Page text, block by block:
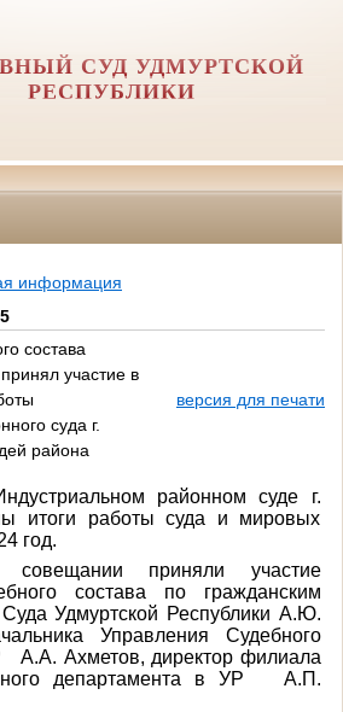
СУД УДМУРТСКОЙ
РЕСПУБЛИКИ
информация
состава
участие в
суда г.
района
версия для печати
районном суде г.
итоги работы суда и мировых
год.
приняли участие
состава по гражданским
Удмуртской Республики А.Ю.
Управления Судебного
А.А. Ахметов, директор филиала
департамента в УР А.П.